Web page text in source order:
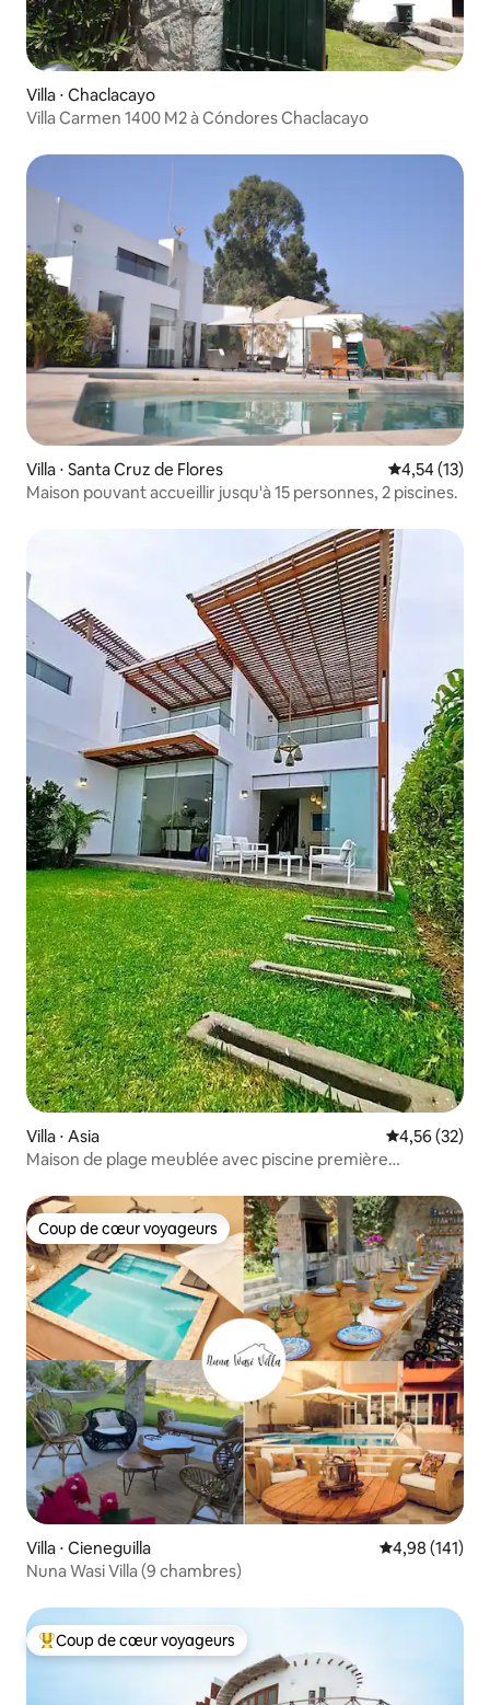
Villa ⋅ Chaclacayo
Villa Carmen 1400 M2 à Cóndores Chaclacayo
Villa ⋅ Santa Cruz de Flores Évaluation
4,54 (13)
Maison pouvant accueillir jusqu'à 15 personnes, 2 piscines.
Villa ⋅ Asia Évaluation
4,56 (32)
Maison de plage meublée avec piscine première
Coup de cœur voyageurs
Coup de cœur voyageurs
Villa ⋅ Cieneguilla Évaluation
4,98 (141)
Nuna Wasi Villa (9 chambres)
Coups de cœur voyageurs les plus appréciés
Coup de cœur voyageurs